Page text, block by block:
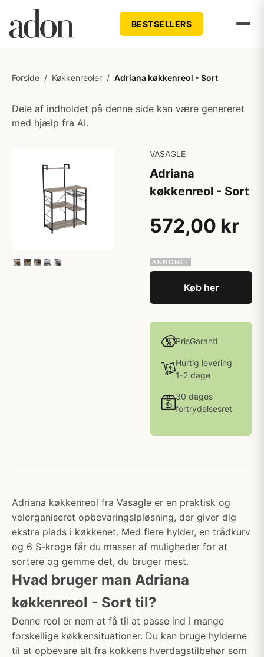
BESTSELLERS
Forside / Køkkenreoler / Adriana køkkenreol - Sort
Dele af indholdet på denne side kan være genereret
med hjælp fra AI.
VASAGLE
Adriana
køkkenreol - Sort
572,00 kr
Køb her
PrisGaranti
Hurtig levering
1-2 dage
30 dages
fortrydelsesret
Adriana køkkenreol fra Vasagle er en praktisk og
velorganiseret opbevaringslpløsning, der giver dig
ekstra plads i køkkenet. Med flere hylder, en trådkurv
og 6 S-kroge får du masser af muligheder for at
sortere og gemme det, du bruger mest.
Hvad bruger man Adriana
køkkenreol - Sort til?
Denne reol er nem at få til at passe ind i mange
forskellige køkkensituationer. Du kan bruge hylderne
til at opbevare alt fra kokkens hverdagstilbehør som